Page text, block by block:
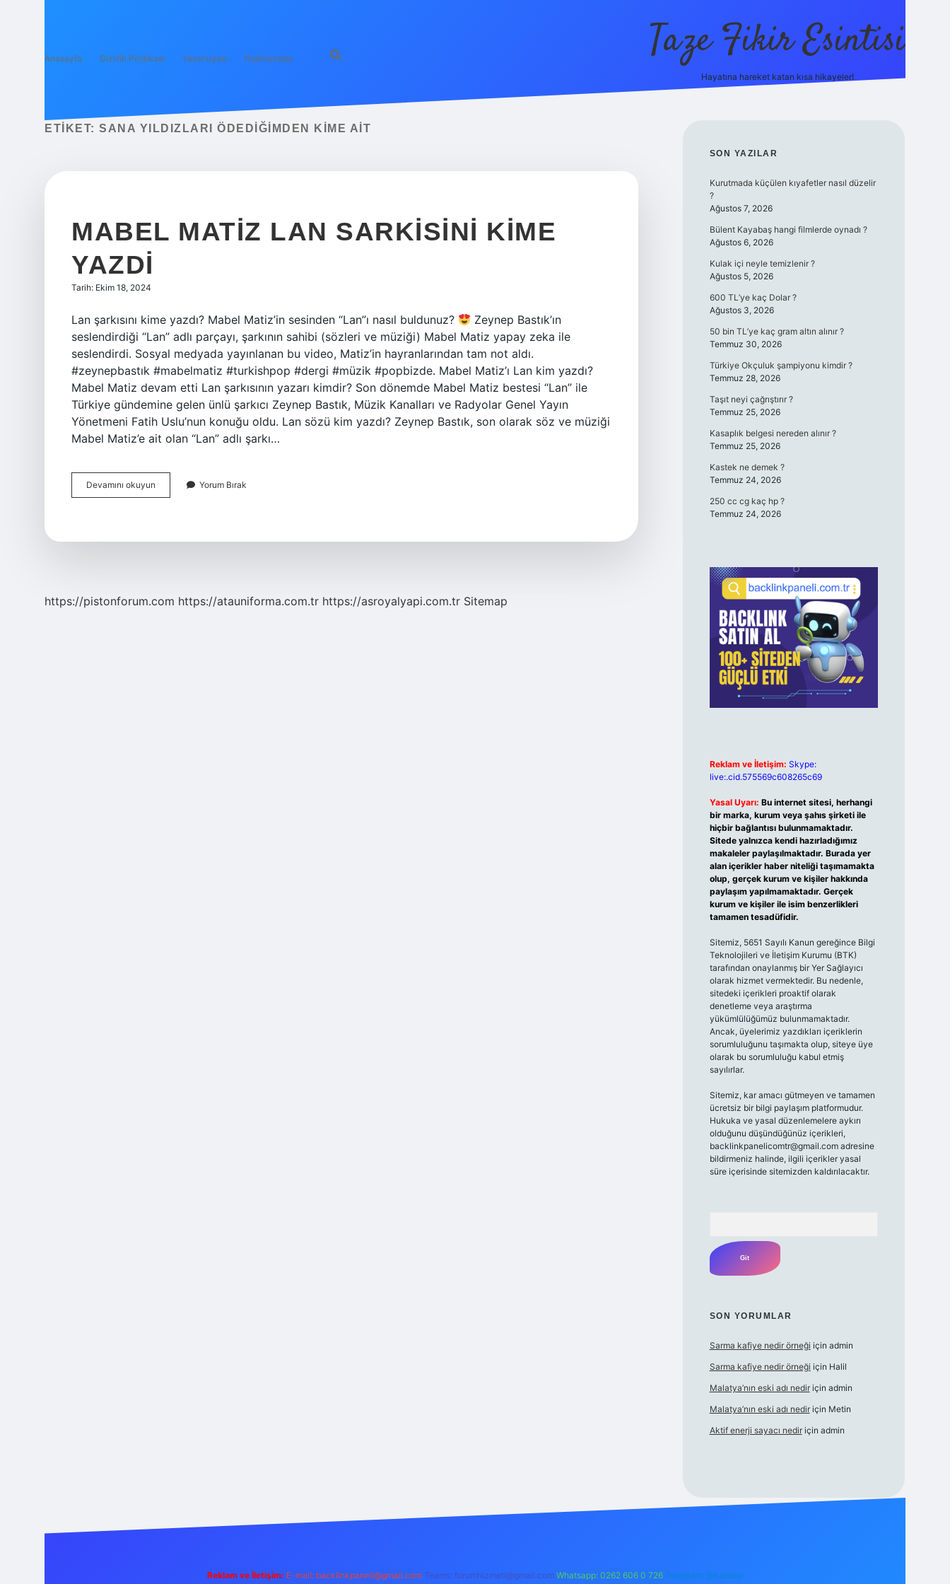
Anasayfa Gizlilik Politikası Yasal Uyarı Hakkımızda Taze Fikir Esintisi
Hayatına hareket katan kısa hikayeler!
ETIKET: SANA YILDIZLARI ÖDEDIĞIMDEN KIME AIT
MABEL MATIZ LAN SARKISINI KIME
YAZDI
Tarih: Ekim 18, 2024
Lan şarkısını kime yazdı? Mabel Matiz’in sesinden “Lan”ı nasıl buldunuz?
Zeynep Bastık’ın
seslendirdiği “Lan” adlı parçayı, şarkının sahibi (sözleri ve müziği) Mabel Matiz yapay zeka ile
seslendirdi. Sosyal medyada yayınlanan bu video, Matiz’in hayranlarından tam not aldı.
#zeynepbastık #mabelmatiz #turkishpop #dergi #müzik #popbizde. Mabel Matiz’ı Lan kim yazdı?
Mabel Matiz devam etti Lan şarkısının yazarı kimdir? Son dönemde Mabel Matiz bestesi “Lan” ile
Türkiye gündemine gelen ünlü şarkıcı Zeynep Bastık, Müzik Kanalları ve Radyolar Genel Yayın
Yönetmeni Fatih Uslu’nun konuğu oldu. Lan sözü kim yazdı? Zeynep Bastık, son olarak söz ve müziği
Mabel Matiz’e ait olan “Lan” adlı şarkı…
Devamını okuyun
Matiz
Yorum Bırak
https://pistonforum.com https://atauniforma.com.tr https://asroyalyapi.com.tr Sitemap
SIDEBAR
SON YAZILAR
Kurutmada küçülen kıyafetler nasıl düzelir
?
Ağustos 7, 2026
Bülent Kayabaş hangi filmlerde oynadı ?
Ağustos 6, 2026
Kulak içi neyle temizlenir ?
Ağustos 5, 2026
600 TL’ye kaç Dolar ?
Ağustos 3, 2026
50 bin TL’ye kaç gram altın alınır ?
Temmuz 30, 2026
Türkiye Okçuluk şampiyonu kimdir ?
Temmuz 28, 2026
Taşıt neyi çağrıştırır ?
Temmuz 25, 2026
Kasaplık belgesi nereden alınır ?
Temmuz 25, 2026
Kastek ne demek ?
Temmuz 24, 2026
250 cc cg kaç hp ?
Temmuz 24, 2026
Reklam ve İletişim: Skype:
live:.cid.575569c608265c69
Yasal Uyarı: Bu internet sitesi, herhangi
bir marka, kurum veya şahıs şirketi ile
hiçbir bağlantısı bulunmamaktadır.
Sitede yalnızca kendi hazırladığımız
makaleler paylaşılmaktadır. Burada yer
alan içerikler haber niteliği taşımamakta
olup, gerçek kurum ve kişiler hakkında
paylaşım yapılmamaktadır. Gerçek
kurum ve kişiler ile isim benzerlikleri
tamamen tesadüfidir.
Sitemiz, 5651 Sayılı Kanun gereğince Bilgi
Teknolojileri ve İletişim Kurumu (BTK)
tarafından onaylanmış bir Yer Sağlayıcı
olarak hizmet vermektedir. Bu nedenle,
sitedeki içerikleri proaktif olarak
denetleme veya araştırma
yükümlülüğümüz bulunmamaktadır.
Ancak, üyelerimiz yazdıkları içeriklerin
sorumluluğunu taşımakta olup, siteye üye
olarak bu sorumluluğu kabul etmiş
sayılırlar.
Sitemiz, kar amacı gütmeyen ve tamamen
ücretsiz bir bilgi paylaşım platformudur.
Hukuka ve yasal düzenlemelere aykırı
olduğunu düşündüğünüz içerikleri,
backlinkpanelicomtr@gmail.comadresine
bildirmeniz halinde, ilgili içerikler yasal
süre içerisinde sitemizden kaldırılacaktır.
SON YORUMLAR
Sarma kafiye nedir örneği için admin
Sarma kafiye nedir örneği için Halil
Malatya’nın eski adı nediriçin admin
Malatya’nın eski adı nediriçin Metin
Aktif enerji sayacı nediriçin admin
Reklam ve İletişim: E-mail: backlinkpaneli@gmail.com Teams: forumhizmeti@gmail.com Whatsapp: 0262 606 0 726 Telegram: @karabul